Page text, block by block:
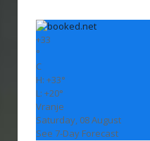
+33
°
C
H: +33°
L: +20°
Vranje
Saturday, 08 August
See 7-Day Forecast